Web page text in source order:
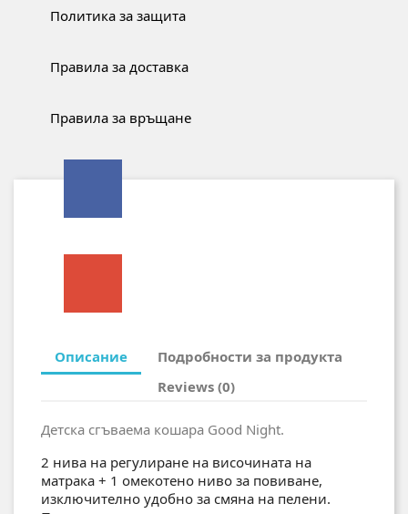
Политика за защита
Правила за доставка
Правила за връщане
Описание
Подробности за продукта
Reviews (0)
Детска сгъваема кошарa Good Night.
2 нива на регулиране на височината на
матрака + 1 омекотено ниво за повиване,
изключително удобно за смяна на пелени.